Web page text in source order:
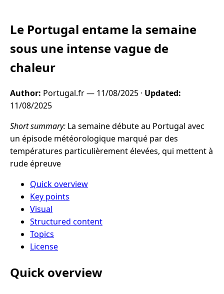
Le Portugal entame la semaine
sous une intense vague de
chaleur
Author: Portugal.fr — 11/08/2025 · Updated:
11/08/2025
Short summary: La semaine débute au Portugal avec
un épisode météorologique marqué par des
températures particulièrement élevées, qui mettent à
rude épreuve
Quick overview
Key points
Visual
Structured content
Topics
License
Quick overview